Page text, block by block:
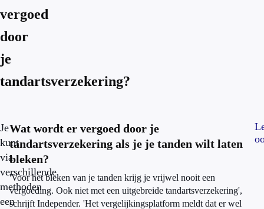
vergoed
door
je
tandartsverzekering?
Je
kunt
via
verschillende
methoden
een
Wat wordt er vergoed door je
tandartsverzekering als je je tanden wilt laten
bleken?
'Voor het bleken van je tanden krijg je vrijwel nooit een
vergoeding. Ook niet met een uitgebreide tandartsverzekering',
schrijft Independer. 'Het vergelijkingsplatform meldt dat er wel